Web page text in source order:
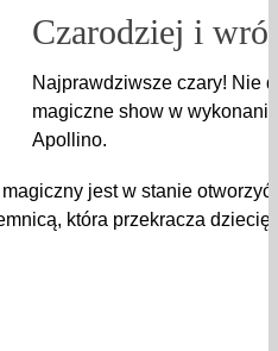
Czarodziej i
Najprawdziwsze czary! Nie
magiczne show w
Apollino.
magiczny jest w stanie
która przekracza